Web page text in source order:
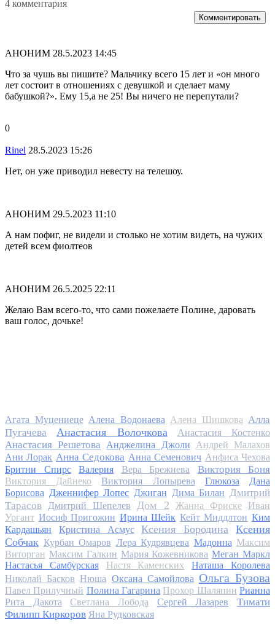
4 комментария
Комментировать
АНОНИМ 28.5.2023 14:45
Что за чушь вы пишите? Мальчику всего 15 лет и «он много
лет состоит в отношениях с девушкой и сделает маму
бабушкой?». Ему 15,а не 25! Вы ничего не перепутали?
0
Rinel 28.5.2023 15:26
Нет, он уже приводил невесту на телешоу.
АНОНИМ 29.5.2023 11:10
А нам пофиг, не видели и столько не хотим видеть, на чужих
детей всем фиолтеов
АНОНИМ 26.5.2025 22:11
Желаю Вам всего-то, что сами пожелаете Полине, даровать
ваш голос, дочьке!
Агата Муцениеце Алена Водонаева Алена Шишкова Алла
Пугачева
Анастасия Волочкова Анастасия Костенко
Анастасия Решетова Анджелина Джоли
Андрей Малахов
Ани Лорак Анна Седокова Анна Семенович Анфиса Чехова
Бритни Спирс
Валерия Вера Брежнева Виктория Боня
Виктория Дайнеко Виктория Лопырева Глюкоза
Дана
Борисова Дженнифер Лопес Джиган Дима Билан Дмитрий
Тарасов
Дмитрий Шепелев Дом 2 Жанна Фриске
Иван
Ургант Иосиф Пригожин Ирина Шейк Кейт Миддлтон Ким
Кардашьян
Кристина Асмус Ксения Бородина
Ксения
Собчак Курбан Омаров Лера Кудрявцева Мадонна Максим
Виторган Максим Галкин Мария Кожевникова Меган Маркл
Настасья Самбурская
Настя Каменских
Наташа Королева
Николай Басков Нюша Оксана Самойлова Ольга Бузова
Павел Прилучный Полина Гагарина Прохор Шаляпин Рианна
Рита Дакота
Светлана Лобода Сергей Лазарев
Тимати
Филипп Киркоров Яна Рудковская